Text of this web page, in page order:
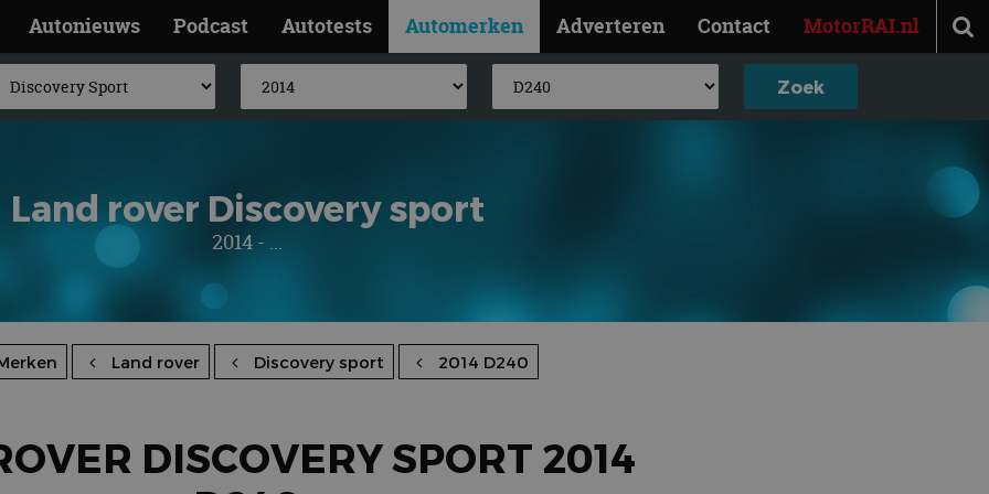
Autonieuws Podcast Autotests Automerken Adverteren Contact MotorRAI.nl
Land rover Discovery sport
2014 - ...
Land rover Discovery sport 2014 D240
DISCOVERY SPORT 2014